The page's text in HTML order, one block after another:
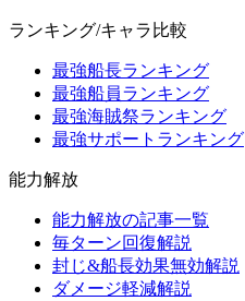
ランキング/キャラ比較
最強船長ランキング
最強船員ランキング
最強海賊祭ランキング
最強サポートランキング
能力解放
能力解放の記事一覧
毎ターン回復解説
封じ&船長効果無効解説
ダメージ軽減解説